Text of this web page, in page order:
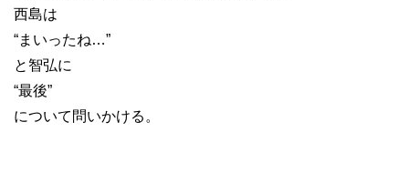
西島は
“まいったね…”
と智弘に
“最後”
について問いかける。